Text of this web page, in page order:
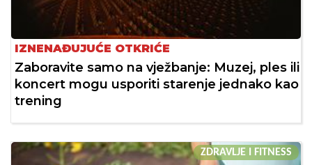
IZNENAĐUJUĆE OTKRIĆE
Zaboravite samo na vježbanje: Muzej, ples ili
koncert mogu usporiti starenje jednako kao
trening
ZDRAVLJE I FITNESS